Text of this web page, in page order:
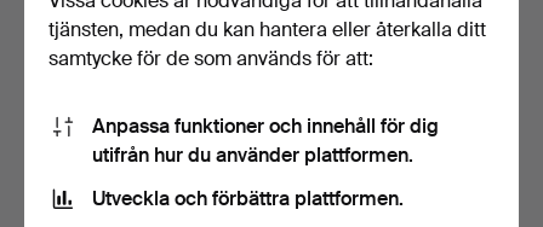
tjänsten, medan du kan hantera eller återkalla ditt
samtycke för de som används för att:
Anpassa funktioner och innehåll för dig
utifrån hur du använder plattformen.
Utveckla och förbättra plattformen.